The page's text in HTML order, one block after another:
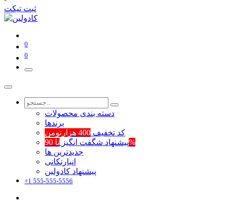
ثبت تیکت
0
0
دسته بندی محصولات
برند‌ها
کد تخفیف 400 هزارتومن
پیشنهاد شگفت انگیزتا 90%
جدیدترین ها
انبارتکانی
پیشنهاد کادولین
+1 555-555-5556